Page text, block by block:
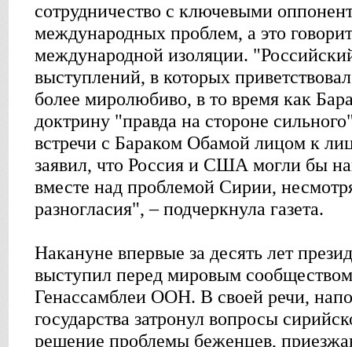
сотрудничество с ключевыми
международных проблем, а это
международной изоляции.
выступлений, в которых
более миролюбиво, в то время как
доктрину "правда на стороне
встречи с Бараком Обамой лицом к
заявил, что Россия и США могли бы
вместе над проблемой Сирии,
разногласия", – подчеркнула газета.
Накануне впервые за десять лет
выступил перед мировым
Генассамблеи ООН. В своей речи,
государства затронул вопросы
решение проблемы беженцев,